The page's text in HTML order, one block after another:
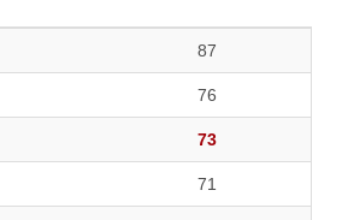
87
76
73
71